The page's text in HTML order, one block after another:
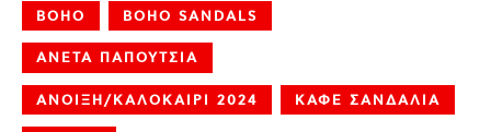
BOHO BOHO SANDALS
ΑΝΕΤΑ ΠΑΠΟΥΤΣΙΑ
ΑΝΟΙΞΗ/ΚΑΛΟΚΑΙΡΙ 2024 ΚΑΦΕ ΣΑΝΔΑΛΙΑ